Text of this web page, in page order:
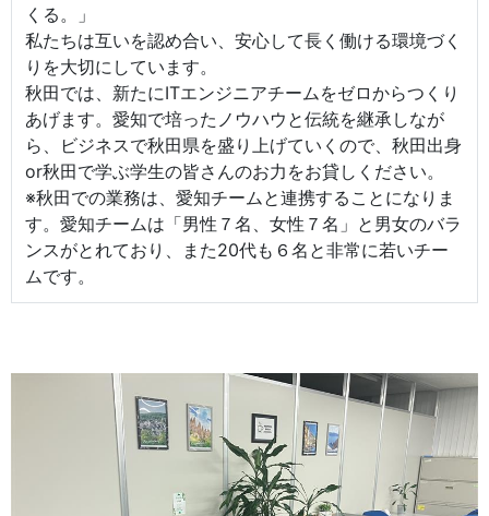
くる。」
私たちは互いを認め合い、安心して長く働ける環境づく
りを大切にしています。
秋田では、新たにITエンジニアチームをゼロからつくり
あげます。愛知で培ったノウハウと伝統を継承しなが
ら、ビジネスで秋田県を盛り上げていくので、秋田出身
or秋田で学ぶ学生の皆さんのお力をお貸しください。
※秋田での業務は、愛知チームと連携することになりま
す。愛知チームは「男性７名、女性７名」と男女のバラ
ンスがとれており、また20代も６名と非常に若いチー
ムです。